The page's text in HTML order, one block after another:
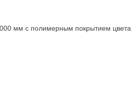
мм с полимерным покрытием цвета